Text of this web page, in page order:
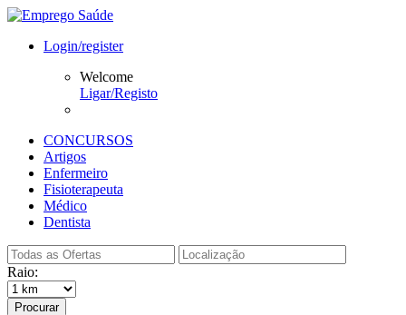
Login/register
Welcome
Ligar/Registo
CONCURSOS
Artigos
Enfermeiro
Fisioterapeuta
Médico
Dentista
Raio:
Procurar